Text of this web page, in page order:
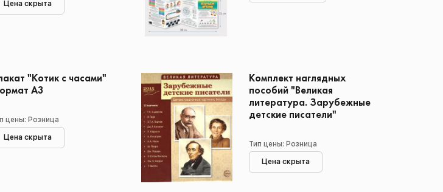
Цена скрыта
"Котик с часами"
А3
цены: Розница
Цена скрыта
Комплект наглядных
пособий "Великая
литература. Зарубежные
детские писатели"
Тип цены: Розница
Цена скрыта